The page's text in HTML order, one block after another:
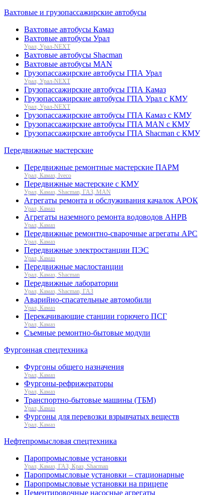
Вахтовые и грузопассажирские автобусы
Вахтовые автобусы Камаз
Вахтовые автобусы Урал
Урал, Урал-NEXT
Вахтовые автобусы Shacman
Вахтовые автобусы MAN
Грузопассажирские автобусы ГПА Урал
Урал, Урал-NEXT
Грузопассажирские автобусы ГПА Камаз
Грузопассажирские автобусы ГПА Урал с КМУ
Урал, Урал-NEXT
Грузопассажирские автобусы ГПА Камаз с КМУ
Грузопассажирские автобусы ГПА MAN с КМУ
Грузопассажирские автобусы ГПА Shacman с КМУ
Передвижные мастерские
Передвижные ремонтные мастерские ПАРМ
Урал, Камаз, Iveco
Передвижные мастерские с КМУ
Урал, Камаз, Shacman, ГАЗ, MAN
Агрегаты ремонта и обслуживания качалок АРОК
Урал, Камаз
Агрегаты наземного ремонта водоводов АНРВ
Урал, Камаз
Передвижные ремонтно-сварочные агрегаты АРС
Урал, Камаз
Передвижные электростанции ПЭС
Урал, Камаз
Передвижные маслостанции
Урал, Камаз, Shacman
Передвижные лаборатории
Урал, Камаз, Shacman, ГАЗ
Аварийно-спасательные автомобили
Урал, Камаз
Перекачивающие станции горючего ПСГ
Урал, Камаз
Съемные ремонтно-бытовые модули
Фургонная спецтехника
Фургоны общего назначения
Урал, Камаз
Фургоны-рефрижераторы
Урал, Камаз
Транспортно-бытовые машины (ТБМ)
Урал, Камаз
Фургоны для перевозки взрывчатых веществ
Урал, Камаз
Нефтепромысловая спецтехника
Паропромысловые установки
Урал, Камаз, ГАЗ, Краз, Shacman
Паропромысловые установки – стационарные
Паропромысловые установки на прицепе
Цементировочные насосные агрегаты